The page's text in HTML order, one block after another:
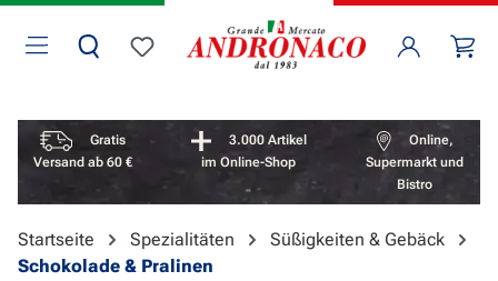
Zum Hauptinhalt springen
Du hast 0 Produkte auf dem Merkzettel
Vorteile überspringen
Gratis
Versand ab 60 €
3.000 Artikel
im Online-Shop
Online,
Supermarkt und
Bistro
Startseite Spezialitäten
Süßigkeiten & Gebäck
Schokolade & Pralinen